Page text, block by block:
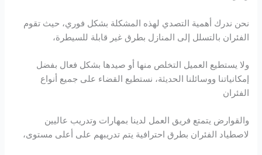
نحن ندرك أهمية التصدي لهذه المشكلة بشكل فوري، حيث تقوم
الفئران بالتسلل إلى المنازل بطرق غير قابلة للسيطرة،
ولا يستطيع العميل التخلص منها أو صيدها بشكل فعال بفضل
إمكانياتنا ووسائلنا الحديثة، نستطيع القضاء على جميع أنواع
الفئران
والقوارض يتمتع فريق العمل لدينا بمهارات وتدريب عاليين
لاصطياد الفئران بطرق احترافية يتم تدريبهم على أعلى مستوى،